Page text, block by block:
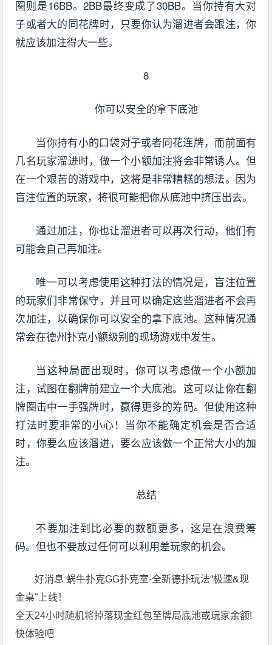
圈则是16BB。2BB最终变成了30BB。当你持有大对
子或者大的同花牌时，只要你认为溜进者会跟注，你
就应该加注得大一些。
8
你可以安全的拿下底池
当你持有小的口袋对子或者同花连牌，而前面有
几名玩家溜进时，做一个小额加注将会非常诱人。但
在一个艰苦的游戏中，这将是非常糟糕的想法。因为
盲注位置的玩家，将很可能把你从底池中挤压出去。
通过加注，你也让溜进者可以再次行动，他们有
可能会自己再加注。
唯一可以考虑使用这种打法的情况是，盲注位置
的玩家们非常保守，并且可以确定这些溜进者不会再
次加注，以确保你可以安全的拿下底池。这种情况通
常会在德州扑克小额级别的现场游戏中发生。
当这种局面出现时，你可以考虑做一个小额加
注，试图在翻牌前建立一个大底池。这可以让你在翻
牌圈击中一手强牌时，赢得更多的筹码。但使用这种
打法时要非常的小心！当你不能确定机会是否合适
时，你要么应该溜进，要么应该做一个正常大小的加
注。
总结
不要加注到比必要的数额更多，这是在浪费筹
码。但也不要放过任何可以利用差玩家的机会。
好消息 蜗牛扑克GG扑克室-全新德扑玩法“极速&现
金桌"上线！
全天24小时随机将掉落现金红包至牌局底池或玩家余额!
快体验吧